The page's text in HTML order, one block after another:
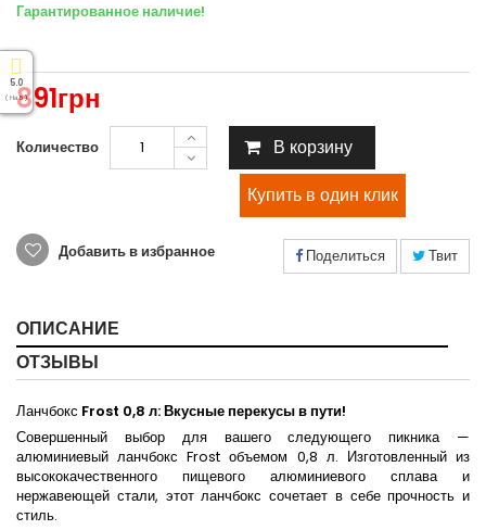
Гарантированное наличие!
891грн
Количество В корзину
Добавить в избранное Поделиться Твит
ОПИСАНИЕ
ОТЗЫВЫ
Ланчбокс Frost 0,8 л: Вкусные перекусы в пути!
Совершенный выбор для вашего следующего пикника —
алюминиевый ланчбокс Frost объемом 0,8 л. Изготовленный из
высококачественного пищевого алюминиевого сплава и
нержавеющей стали, этот ланчбокс сочетает в себе прочность и
стиль.
5.0
( На 5 )